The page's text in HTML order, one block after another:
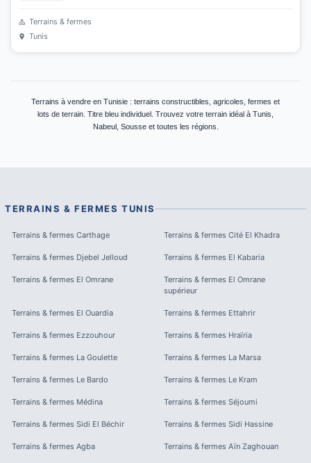
Terrains & fermes
Tunis
Terrains à vendre en Tunisie : terrains constructibles, agricoles, fermes et
lots de terrain. Titre bleu individuel. Trouvez votre terrain idéal à Tunis,
Nabeul, Sousse et toutes les régions.
TERRAINS & FERMES TUNIS
Terrains & fermes Carthage Terrains & fermes Cité El Khadra
Terrains & fermes Djebel Jelloud Terrains & fermes El Kabaria
Terrains & fermes El Omrane Terrains & fermes El Omrane
supérieur
Terrains & fermes El Ouardia Terrains & fermes Ettahrir
Terrains & fermes Ezzouhour Terrains & fermes Hraïria
Terrains & fermes La Goulette Terrains & fermes La Marsa
Terrains & fermes Le Bardo Terrains & fermes Le Kram
Terrains & fermes Médina Terrains & fermes Séjoumi
Terrains & fermes Sidi El Béchir Terrains & fermes Sidi Hassine
Terrains & fermes Agba Terrains & fermes Aïn Zaghouan